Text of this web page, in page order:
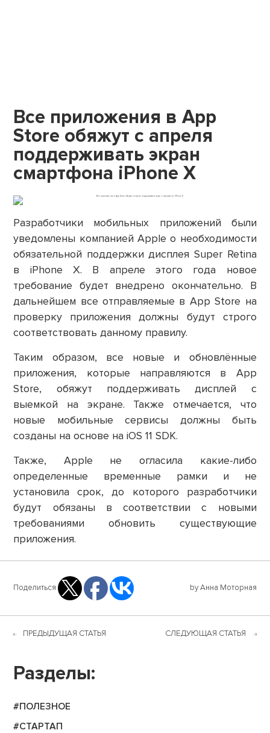
Все приложения в App
Store обяжут с апреля
поддерживать экран
смартфона iPhone X
Разработчики мобильных приложений были
уведомлены компанией Apple о необходимости
обязательной поддержки дисплея Super Retina
в iPhone X. В апреле этого года новое
требование будет внедрено окончательно. В
дальнейшем все отправляемые в App Store на
проверку приложения должны будут строго
соответствовать данному правилу.
Таким образом, все новые и обновлённые
приложения, которые направляются в App
Store, обяжут поддерживать дисплей с
выемкой на экране. Также отмечается, что
новые мобильные сервисы должны быть
созданы на основе на iOS 11 SDK.
Также, Apple не огласила какие-либо
определенные временные рамки и не
установила срок, до которого разработчики
будут обязаны в соответствии с новыми
требованиями обновить существующие
приложения.
Поделиться by Анна Моторная
ПРЕДЫДУЩАЯ СТАТЬЯ СЛЕДУЮЩАЯ СТАТЬЯ
Разделы:
#ПОЛЕЗНОЕ
#СТАРТАП